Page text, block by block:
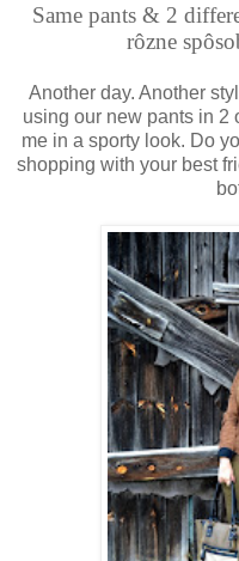
Same pants & 2
rôzne
Another day. Another
using our new pants in 2
me in a sporty look. Do
shopping with your best